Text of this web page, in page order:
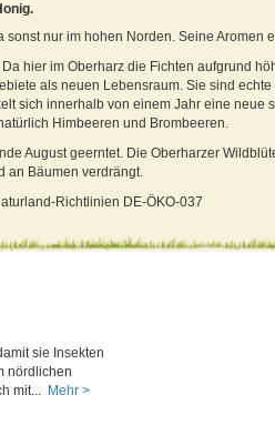
nur im hohen Norden. Seine Aromen
hier im Oberharz die Fichten aufgrund
als neuen Lebensraum. Sie sind
sich innerhalb von einem Jahr eine neue
Himbeeren und Brombeeren.
August geerntet. Die Oberharzer
an Bäumen verdrängt.
Richtlinien DE-ÖKO-037
sie Insekten
nördlichen
mit... Mehr >